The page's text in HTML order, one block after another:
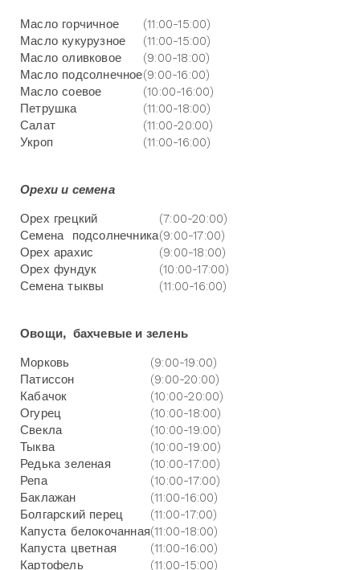
Масло горчичное
(11:00-15:00)
Масло кукурузное
(11:00-15:00)
Масло оливковое
(9:00-18:00)
Масло подсолнечное(9:00-16:00)
Масло соевое
(10:00-16:00)
Петрушка
(11:00-18:00)
Салат
(11:00-20:00)
Укроп
(11:00-16:00)
Орехи и семена
Орех грецкий
(7:00-20:00)
Семена подсолнечника(9:00-17:00)
Орех арахис
(9:00-18:00)
Орех фундук
(10:00-17:00)
Семена тыквы
(11:00-16:00)
Овощи, бахчевые и зелень
Морковь
(9:00-19:00)
Патиссон
(9:00-20:00)
Кабачок
(10:00-20:00)
Огурец
(10:00-18:00)
Свекла
(10:00-19:00)
Тыква
(10:00-19:00)
Редька зеленая
(10:00-17:00)
Репа
(10:00-17:00)
Баклажан
(11:00-16:00)
Болгарский перец
(11:00-17:00)
Капуста белокочанная(11:00-18:00)
Капуста цветная
(11:00-16:00)
Картофель
(11:00-15:00)